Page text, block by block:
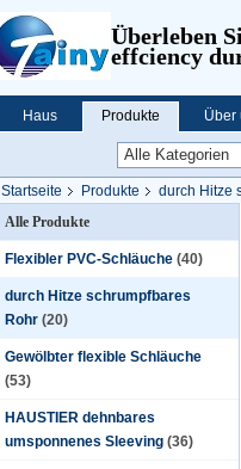
Überleben
effciency
Haus Produkte Über
Startseite Produkte durch Hitze
Alle Produkte
Flexibler PVC-Schläuche (40)
durch Hitze schrumpfbares
Rohr (20)
Gewölbter flexible Schläuche
(53)
HAUSTIER dehnbares
umsponnenes Sleeving (36)